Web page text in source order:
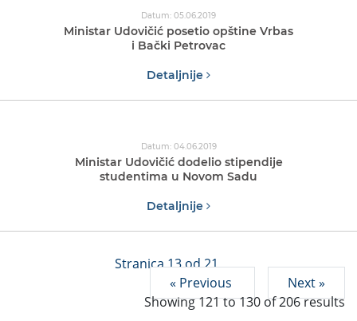
Datum: 05.06.2019
Ministar Udovičić posetio opštine Vrbas
i Bački Petrovac
Detaljnije
Datum: 04.06.2019
Ministar Udovičić dodelio stipendije
studentima u Novom Sadu
Detaljnije
Stranica 13 od 21
« Previous
Next »
Showing121to130 of206results